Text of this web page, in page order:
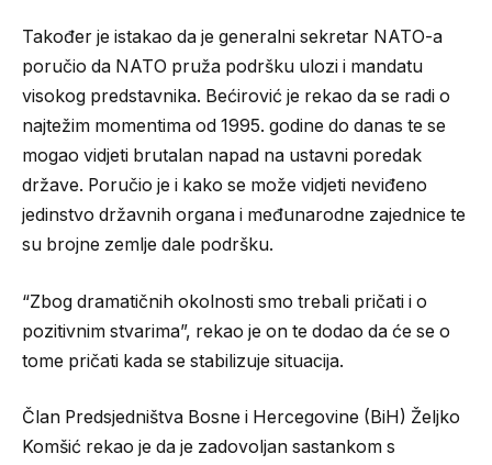
Također je istakao da je generalni sekretar NATO-a
poručio da NATO pruža podršku ulozi i mandatu
visokog predstavnika. Bećirović je rekao da se radi o
najtežim momentima od 1995. godine do danas te se
mogao vidjeti brutalan napad na ustavni poredak
države. Poručio je i kako se može vidjeti neviđeno
jedinstvo državnih organa i međunarodne zajednice te
su brojne zemlje dale podršku.
“Zbog dramatičnih okolnosti smo trebali pričati i o
pozitivnim stvarima”, rekao je on te dodao da će se o
tome pričati kada se stabilizuje situacija.
Član Predsjedništva Bosne i Hercegovine (BiH) Željko
Komšić rekao je da je zadovoljan sastankom s